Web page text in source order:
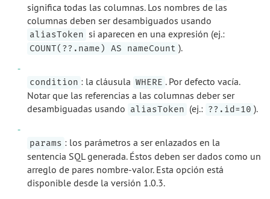
significa todas las columnas. Los nombres de las
columnas deben ser desambiguados usando
aliasToken si aparecen en una expresión (ej.:
COUNT(??.name) AS nameCount ).
condition : la cláusula WHERE . Por defecto vacía.
Notar que las referencias a las columnas deber ser
desambiguadas usando aliasToken (ej.: ??.id=10 ).
params : los parámetros a ser enlazados en la
sentencia SQL generada. Éstos deben ser dados como un
arreglo de pares nombre-valor. Esta opción está
disponible desde la versión 1.0.3.